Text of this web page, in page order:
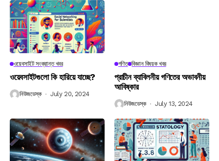
ওয়েবসাইট সংক্রান্ত খবর
ওয়েবসাইটগুলো কি হারিয়ে যাচ্ছে?
নিউজডেস্ক July 20, 2024
গণিত বিজ্ঞান বিষয়ক খবর
প্রাচীন ব্যাবিলনীয় গণিতের অভাবনীয়
আবিষ্কার
নিউজডেস্ক July 13, 2024